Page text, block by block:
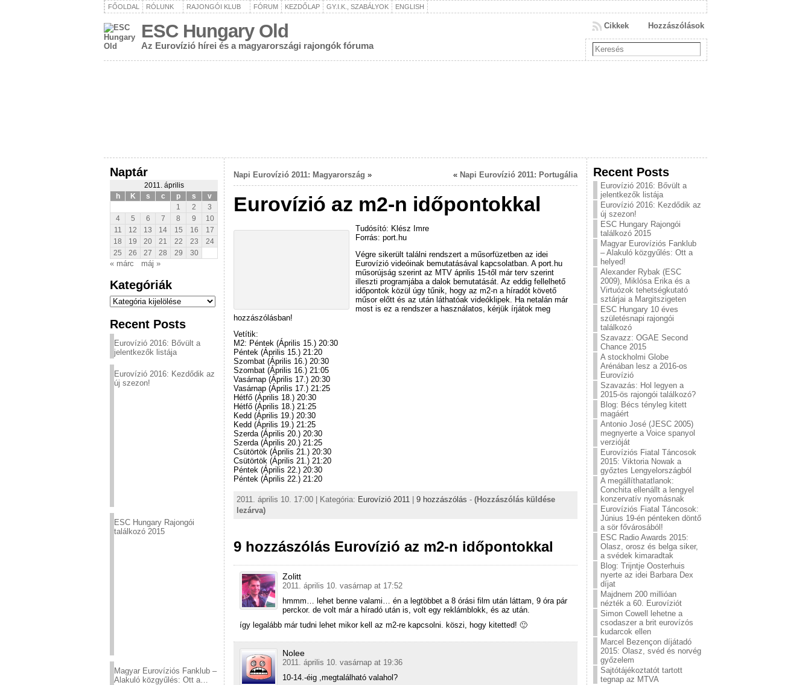
FŐOLDAL RÓLUNK RAJONGÓI KLUB FÓRUM KEZDŐLAP GY.I.K., SZABÁLYOK ENGLISH
ESC Hungary Old
Az Eurovízió hírei és a magyarországi rajongók fóruma
Hozzászólások
Cikkek
Naptár
2011. április
h
K s c p s
v
1
2
3
4
5 6 7 8 9
10
11
12 13 14 15 16
17
18
19 20 21 22 23
24
25
26 27 28 29 30
« márc máj »
Kategóriák
Kategóriák
Recent Posts
Eurovízió 2016: Bővült a
jelentkezők listája
Eurovízió 2016: Kezdődik az
új szezon!
ESC Hungary Rajongói
találkozó 2015
Magyar Eurovíziós Fanklub –
Alakuló közgyűlés: Ott a
Napi Eurovízió 2011: Magyarország » « Napi Eurovízió 2011: Portugália
Eurovízió az m2-n időpontokkal
Tudósító: Klész Imre
Forrás: port.hu
Végre sikerült találni rendszert a műsorfüzetben az idei
Eurovízió videóinak bemutatásával kapcsolatban. A port.hu
műsorújság szerint az MTV április 15-től már terv szerint
illeszti programjába a dalok bemutatását. Az eddig fellelhető
időpontok közül úgy tűnik, hogy az m2-n a híradót követő
műsor előtt és az után láthatóak videóklipek. Ha netalán már
most is ez a rendszer a használatos, kérjük írjátok meg
hozzászólásban!
Vetítik:
M2: Péntek (Április 15.) 20:30
Péntek (Április 15.) 21:20
Szombat (Április 16.) 20:30
Szombat (Április 16.) 21:05
Vasárnap (Április 17.) 20:30
Vasárnap (Április 17.) 21:25
Hétfő (Április 18.) 20:30
Hétfő (Április 18.) 21:25
Kedd (Április 19.) 20:30
Kedd (Április 19.) 21:25
Szerda (Április 20.) 20:30
Szerda (Április 20.) 21:25
Csütörtök (Április 21.) 20:30
Csütörtök (Április 21.) 21:20
Péntek (Április 22.) 20:30
Péntek (Április 22.) 21:20
2011. április 10. 17:00 | Kategória: Eurovízió 2011 9 hozzászólás - (Hozzászólás küldése
lezárva)
9 hozzászólás Eurovízió az m2-n időpontokkal
Zolitt
2011. április 10. vasárnap at 17:52
hmmm… lehet benne valami… én a legtöbbet a 8 órási film után láttam, 9 óra pár
perckor. de volt már a híradó után is, volt egy reklámblokk, és az után.
így legalább már tudni lehet mikor kell az m2-re kapcsolni. köszi, hogy kitetted! 🙂
Nolee
2011. április 10. vasárnap at 19:36
10-14.-éig ,megtalálható valahol?
Recent Posts
Eurovízió 2016: Bővült a
jelentkezők listája
Eurovízió 2016: Kezdődik az
új szezon!
ESC Hungary Rajongói
találkozó 2015
Magyar Eurovíziós Fanklub
– Alakuló közgyűlés: Ott a
helyed!
Alexander Rybak (ESC
2009), Miklósa Erika és a
Virtuózok tehetségkutató
sztárjai a Margitszigeten
ESC Hungary 10 éves
születésnapi rajongói
találkozó
Szavazz: OGAE Second
Chance 2015
A stockholmi Globe
Arénában lesz a 2016-os
Eurovízió
Szavazás: Hol legyen a
2015-ös rajongói találkozó?
Blog: Bécs tényleg kitett
magáért
Antonio José (JESC 2005)
megnyerte a Voice spanyol
verzióját
Eurovíziós Fiatal Táncosok
2015: Viktoria Nowak a
győztes Lengyelországból
A megállíthatatlanok:
Conchita ellenállt a lengyel
konzervatív nyomásnak
Eurovíziós Fiatal Táncosok:
Június 19-én pénteken döntő
a sör fővárosából!
ESC Radio Awards 2015:
Olasz, orosz és belga siker,
a svédek kimaradtak
Blog: Trijntje Oosterhuis
nyerte az idei Barbara Dex
díjat
Majdnem 200 millióan
nézték a 60. Eurovíziót
Simon Cowell lehetne a
csodaszer a brit eurovízós
kudarcok ellen
Marcel Bezençon díjátadó
2015: Olasz, svéd és norvég
győzelem
Sajtótájékoztatót tartott
tegnap az MTVA